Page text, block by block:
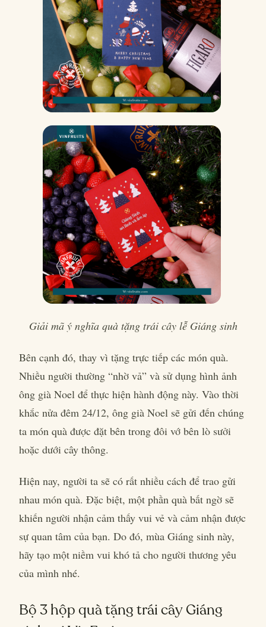
Giải mã ý nghĩa quà tặng trái cây lễ Giáng sinh
Bên cạnh đó, thay vì tặng trực tiếp các món quà.
Nhiều người thường “nhờ vả” và sử dụng hình ảnh
ông già Noel để thực hiện hành động này. Vào thời
khắc nửa đêm 24/12, ông già Noel sẽ gửi đến chúng
ta món quà được đặt bên trong đôi vớ bên lò sưởi
hoặc dưới cây thông.
Hiện nay, người ta sẽ có rất nhiều cách để trao gửi
nhau món quà. Đặc biệt, một phần quà bất ngờ sẽ
khiến người nhận cảm thấy vui vẻ và cảm nhận được
sự quan tâm của bạn. Do đó, mùa Giáng sinh này,
hãy tạo một niềm vui khó tả cho người thương yêu
của mình nhé.
Bộ 3 hộp quà tặng trái cây Giáng